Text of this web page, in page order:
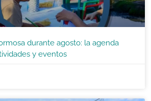
durante agosto: la agenda
y eventos